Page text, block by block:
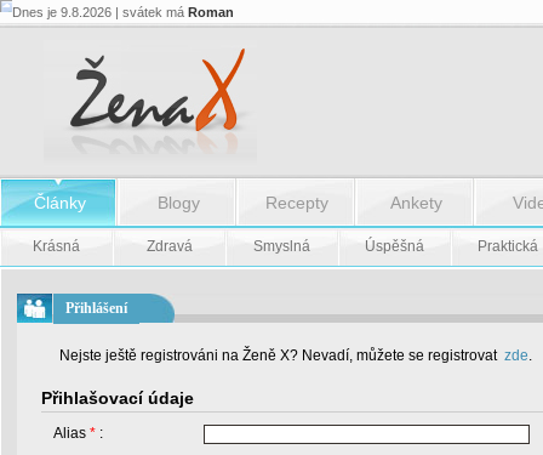
Dnes je 9.8.2026 | svátek má Roman
Články Blogy Recepty Ankety
Krásná Zdravá Smyslná Úspěšná Praktická
Přihlášení
Nejste ještě registrováni na Ženě X? Nevadí, můžete se registrovat zde.
Přihlašovací údaje
Alias * :